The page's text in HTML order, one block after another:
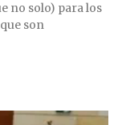
no solo) para los
son